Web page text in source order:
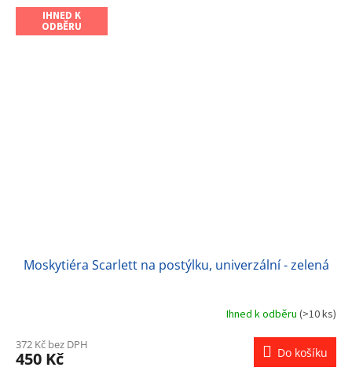
IHNED K
ODBĚRU
Moskytiéra Scarlett na postýlku, univerzální - zelená
Ihned k odběru (>10 ks)
372 Kč bez DPH
450 Kč Do košíku